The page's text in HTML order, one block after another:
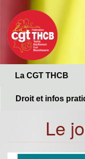
contenu
principal
La CGT THCB
Droit et infos
Le